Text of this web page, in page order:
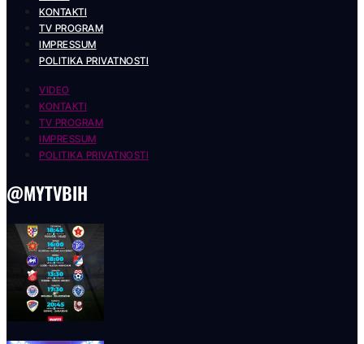
KONTAKTI
TV PROGRAM
IMPRESSUM
POLITIKA PRIVATNOSTI
VIDEO
KONTAKTI
TV PROGRAM
IMPRESSUM
POLITIKA PRIVATNOSTI
@MYTVBIH